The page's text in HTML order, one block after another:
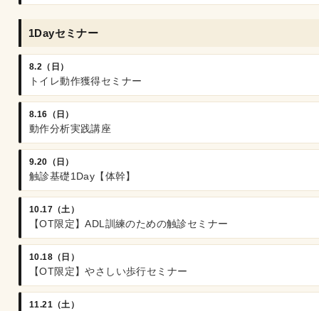
1Dayセミナー
8.2（日）
トイレ動作獲得セミナー
8.16（日）
動作分析実践講座
9.20（日）
触診基礎1Day【体幹】
10.17（土）
【OT限定】ADL訓練のための触診セミナー
10.18（日）
【OT限定】やさしい歩行セミナー
11.21（土）